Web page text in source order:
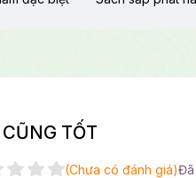
TỐT
(Chưa có đánh giá)